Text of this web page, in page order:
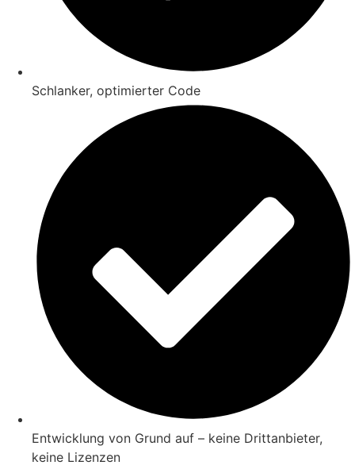
Schlanker, optimierter Code
Entwicklung von Grund auf – keine Drittanbieter,
keine Lizenzen